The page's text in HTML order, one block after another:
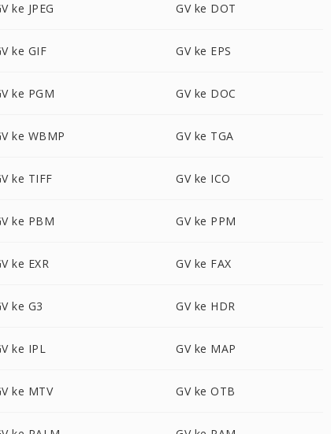
ke JPEG GV ke DOT
ke GIF GV ke EPS
ke PGM GV ke DOC
ke WBMP GV ke TGA
ke TIFF GV ke ICO
ke PBM GV ke PPM
ke EXR GV ke FAX
ke G3 GV ke HDR
ke IPL GV ke MAP
ke MTV GV ke OTB